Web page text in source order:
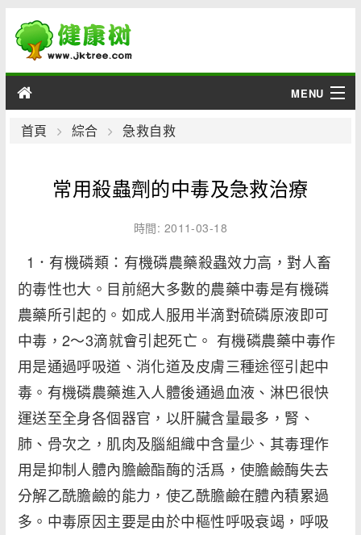
MENU
男性
綜合
疾病
首頁 綜合 急救自救
常用殺蟲劑的中毒及急救治療
時間: 2011-03-18
1．有機磷類：有機磷農藥殺蟲效力高，對人畜
的毒性也大。目前絕大多數的農藥中毒是有機磷
農藥所引起的。如成人服用半滴對硫磷原液即可
中毒，2～3滴就會引起死亡。 有機磷農藥中毒作
用是通過呼吸道、消化道及皮膚三種途徑引起中
毒。有機磷農藥進入人體後通過血液、淋巴很快
運送至全身各個器官，以肝臟含量最多，腎、
肺、骨次之，肌肉及腦組織中含量少、其毒理作
用是抑制人體內膽鹼酯酶的活爲，使膽鹼酶失去
分解乙酰膽鹼的能力，使乙酰膽鹼在體內積累過
多。中毒原因主要是由於中樞性呼吸衰竭，呼吸